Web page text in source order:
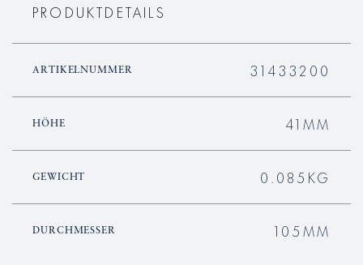
PRODUKTDETAILS
ARTIKELNUMMER 31433200
HÖHE 41MM
GEWICHT 0.085KG
DURCHMESSER 105MM